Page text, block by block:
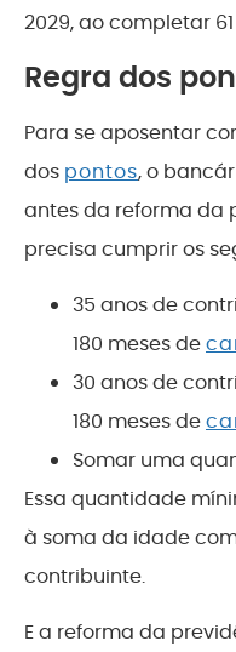
2029, ao completar
Regra dos
Para se aposentar
dos pontos, o
antes da reforma da
precisa cumprir os
35 anos de
180 meses de
30 anos de
180 meses de
Somar uma
Essa quantidade
à soma da idade
contribuinte.
E a reforma da